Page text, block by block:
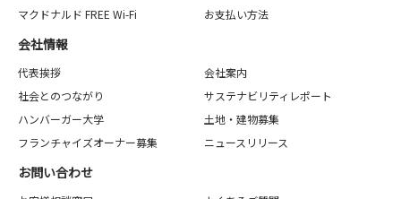
マクドナルド FREE Wi-Fi
お支払い方法
会社情報
代表挨拶
会社案内
社会とのつながり
サステナビリティレポート
ハンバーガー大学
土地・建物募集
フランチャイズオーナー募集
ニュースリリース
お問い合わせ